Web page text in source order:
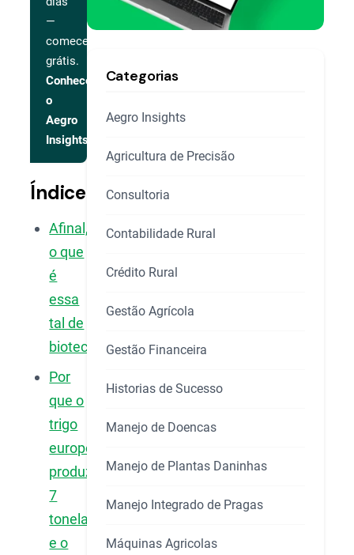
—
comece
grátis.
Conhecer
o
Aegro
Insights
Índice
Afinal,
o que
é
essa
tal de
biotecnologia?
Por
que o
trigo
europeu
produz
7
toneladas
e o
Categorias
Aegro Insights
Agricultura de Precisão
Consultoria
Contabilidade Rural
Crédito Rural
Gestão Agrícola
Gestão Financeira
Historias de Sucesso
Manejo de Doencas
Manejo de Plantas Daninhas
Manejo Integrado de Pragas
Máquinas Agricolas